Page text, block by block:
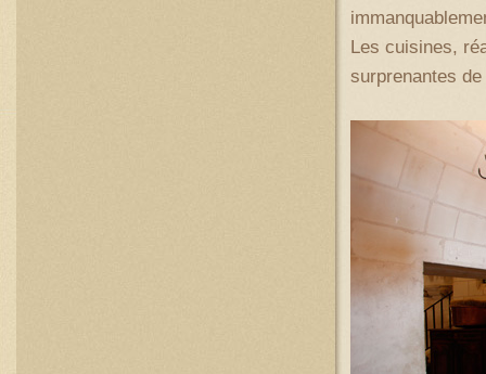
Les cuisines,
surprenantes